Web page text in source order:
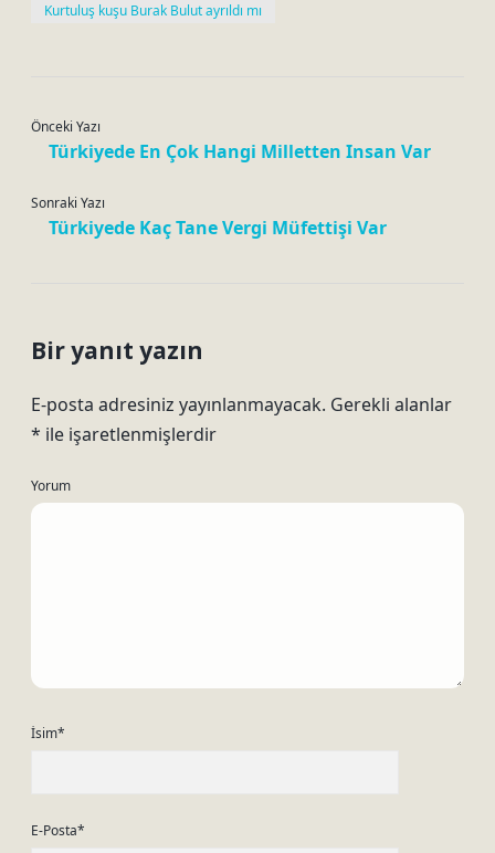
Kurtuluş kuşu Burak Bulut ayrıldı mı
Önceki Yazı
Türkiyede En Çok Hangi Milletten Insan Var
Sonraki Yazı
Türkiyede Kaç Tane Vergi Müfettişi Var
Bir yanıt yazın
E-posta adresiniz yayınlanmayacak. Gerekli alanlar
* ile işaretlenmişlerdir
Yorum
İsim*
E-Posta*